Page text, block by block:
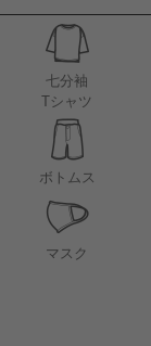
七分袖
Tシャツ
ボトムス
マスク